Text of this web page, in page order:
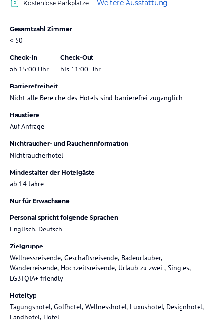
Kostenlose Parkplätze Weitere Ausstattung
Gesamtzahl Zimmer
< 50
Check-In
ab 15:00 Uhr
Check-Out
bis 11:00 Uhr
Barrierefreiheit
Nicht alle Bereiche des Hotels sind barrierefrei zugänglich
Haustiere
Auf Anfrage
Nichtraucher- und Raucherinformation
Nichtraucherhotel
Mindestalter der Hotelgäste
ab 14 Jahre
Nur für Erwachsene
Personal spricht folgende Sprachen
Englisch, Deutsch
Zielgruppe
Wellnessreisende, Geschäftsreisende, Badeurlauber,
Wanderreisende, Hochzeitsreisende, Urlaub zu zweit, Singles,
LGBTQIA+ friendly
Hoteltyp
Tagungshotel, Golfhotel, Wellnesshotel, Luxushotel, Designhotel,
Landhotel, Hotel